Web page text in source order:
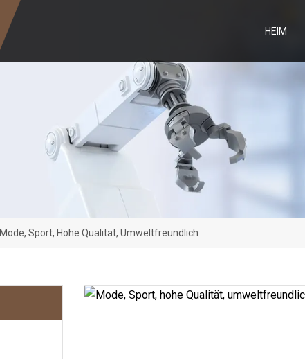
HEIM
Mode, Sport, Hohe Qualität, Umweltfreundlich